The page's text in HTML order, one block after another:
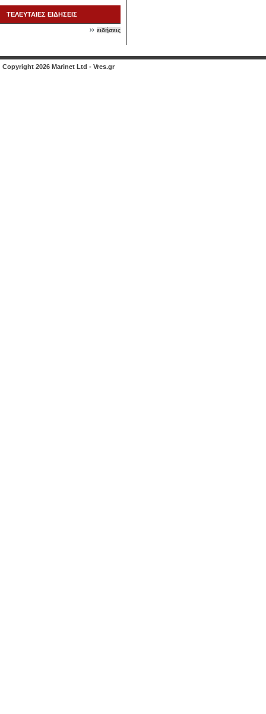
ΤΕΛΕΥΤΑΙΕΣ ΕΙΔΗΣΕΙΣ
ειδήσεις
Copyright 2026 Marinet Ltd - Vres.gr